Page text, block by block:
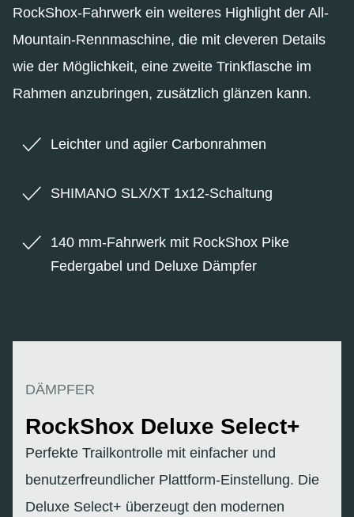
RockShox-Fahrwerk ein weiteres Highlight der All-
Mountain-Rennmaschine, die mit cleveren Details
wie der Möglichkeit, eine zweite Trinkflasche im
Rahmen anzubringen, zusätzlich glänzen kann.
Leichter und agiler Carbonrahmen
SHIMANO SLX/XT 1x12-Schaltung
140 mm-Fahrwerk mit RockShox Pike
Federgabel und Deluxe Dämpfer
DÄMPFER
RockShox Deluxe Select+
Perfekte Trailkontrolle mit einfacher und
benutzerfreundlicher Plattform-Einstellung. Die
Deluxe Select+ überzeugt den modernen